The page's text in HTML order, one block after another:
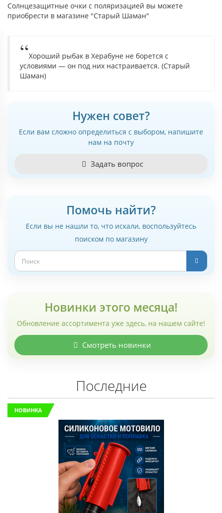
АКЦИЯ. УСПЕЙ КУПИТЬ!
кольцами) "Зеленый дракон, аромат
дыни" банка 110г
370 руб.455 руб.
В корзину
Артикул:СП0079/1
АКЦИЯ. УСПЕЙ КУПИТЬ!
Солнцезащитные очки с поляризацией вы можете
приобрести в магазине "Старый Шаман"
Хороший рыбак в Херабуне не борется с
условиями — он под них настраивается. (Старый
Шаман)
Нужен совет?
Если вам сложно определиться с выбором, напишите
нам на почту
Задать вопрос
Помочь найти?
Если вы не нашли то, что искали, воспользуйтесь
поиском по магазину
Новинки этого месяца!
Обновление ассортимента уже здесь, на нашем сайте!
Смотреть новинки
Последние
НОВИНКА